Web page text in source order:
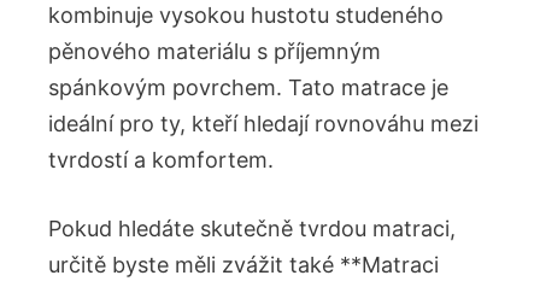
kombinuje​ vysokou ⁢hustotu studeného
pěnového materiálu s příjemným
spánkovým povrchem. Tato​ matrace je
‌ideální pro ty, kteří hledají ‍rovnováhu mezi
tvrdostí‍ a komfortem.
Pokud hledáte skutečně tvrdou matraci,
určitě byste měli zvážit ‍také **Matraci